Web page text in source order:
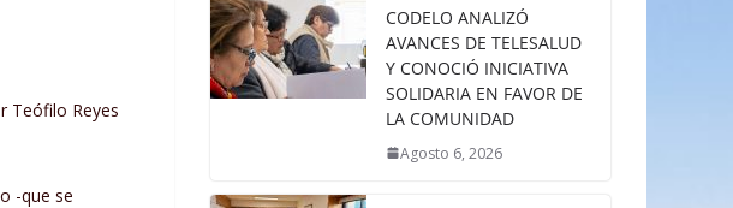
Teófilo Reyes
-que se
CODELO ANALIZÓ
AVANCES DE TELESALUD
Y CONOCIÓ INICIATIVA
SOLIDARIA EN FAVOR DE
LA COMUNIDAD
Agosto 6, 2026